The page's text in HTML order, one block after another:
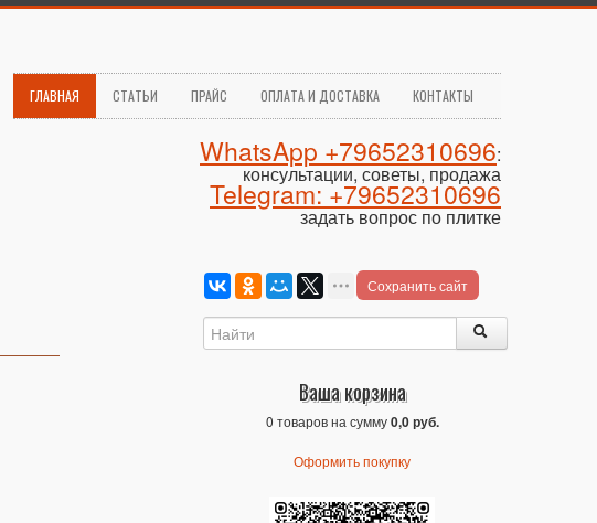
ГЛАВНАЯ СТАТЬИ ПРАЙС ОПЛАТА И ДОСТАВКА КОНТАКТЫ
WhatsApp +79652310696:
консультации, советы, продажа
Telegram: +79652310696
задать вопрос по плитке
Сохранить сайт
Ваша корзина
0 товаров на сумму0,0 руб.
Оформить покупку